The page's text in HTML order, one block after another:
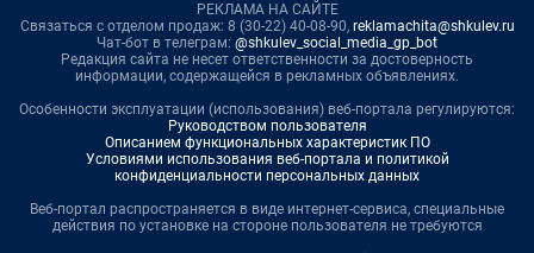
РЕКЛАМА НА САЙТЕ
Связаться с отделом продаж: 8 (30-22) 40-08-90, reklamachita@shkulev.ru
Чат-бот в телеграм: @shkulev_social_media_gp_bot
Редакция сайта не несет ответственности за достоверность
информации, содержащейся в рекламных объявлениях.
Особенности эксплуатации (использования) веб-портала регулируются:
Руководством пользователя
Описанием функциональных характеристик ПО
Условиями использования веб-портала и политикой
конфиденциальности персональных данных
Веб-портал распространяется в виде интернет-сервиса, специальные
действия по установке на стороне пользователя не требуются